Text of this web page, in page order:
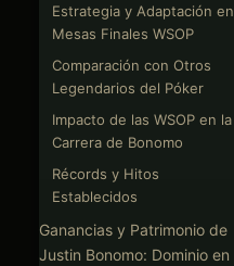
Estrategia y Adaptación en
Mesas Finales WSOP
Comparación con Otros
Legendarios del Póker
Impacto de las WSOP en la
Carrera de Bonomo
Récords y Hitos
Establecidos
Ganancias y Patrimonio de
Justin Bonomo: Dominio en